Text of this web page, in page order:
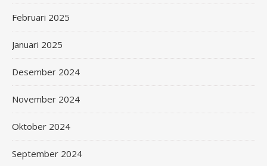
Februari 2025
Januari 2025
Desember 2024
November 2024
Oktober 2024
September 2024